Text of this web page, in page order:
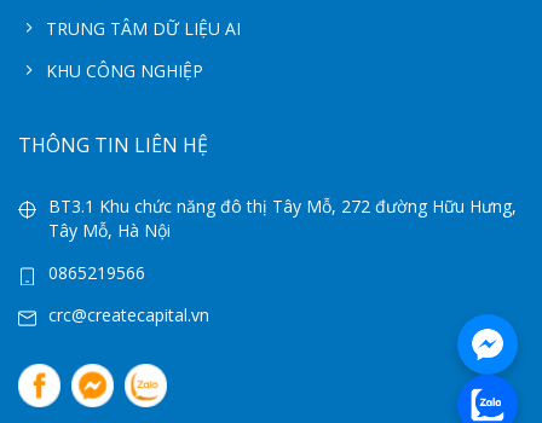
TRUNG TÂM DỮ LIỆU AI
KHU CÔNG NGHIỆP
THÔNG TIN LIÊN HỆ
BT3.1 Khu chức năng đô thị Tây Mỗ, 272 đường Hữu Hưng,
Tây Mỗ, Hà Nội
0865219566
crc@createcapital.vn